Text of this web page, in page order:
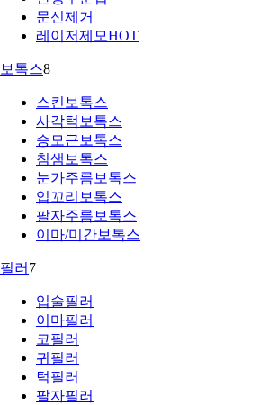
문신제거
레이저제모HOT
보톡스8
스킨보톡스
사각턱보톡스
승모근보톡스
침샘보톡스
눈가주름보톡스
입꼬리보톡스
팔자주름보톡스
이마/미간보톡스
필러 7
입술필러
이마필러
코필러
귀필러
턱필러
팔자필러